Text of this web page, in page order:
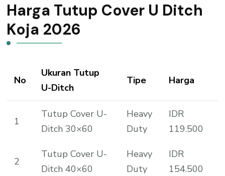
Harga Tutup Cover U Ditch
Koja 2026
No
Ukuran Tutup
U-Ditch
Tipe Harga
1
Tutup Cover U-
Ditch 30×60
Heavy
Duty
IDR
119.500
2
Tutup Cover U-
Ditch 40×60
Heavy
Duty
IDR
154.500